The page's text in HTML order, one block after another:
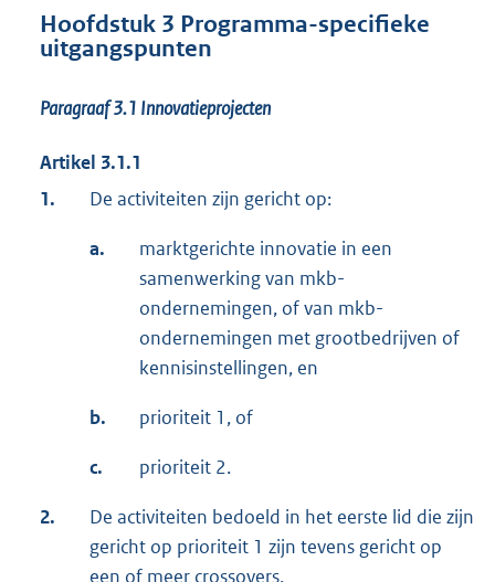
Hoofdstuk 3 Programma-specifieke
uitgangspunten
Paragraaf 3.1 Innovatieprojecten
Artikel 3.1.1
1.
De activiteiten zijn gericht op:
a.
marktgerichte innovatie in een
samenwerking van mkb-
ondernemingen, of van mkb-
ondernemingen met grootbedrijven of
kennisinstellingen, en
b. prioriteit 1, of
c. prioriteit 2.
2.
De activiteiten bedoeld in het eerste lid die zijn
gericht op prioriteit 1 zijn tevens gericht op
een of meer crossovers.